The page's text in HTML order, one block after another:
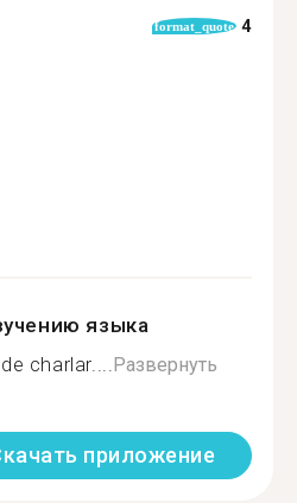
format_quote 4
языка
charlar....Развернуть
приложение